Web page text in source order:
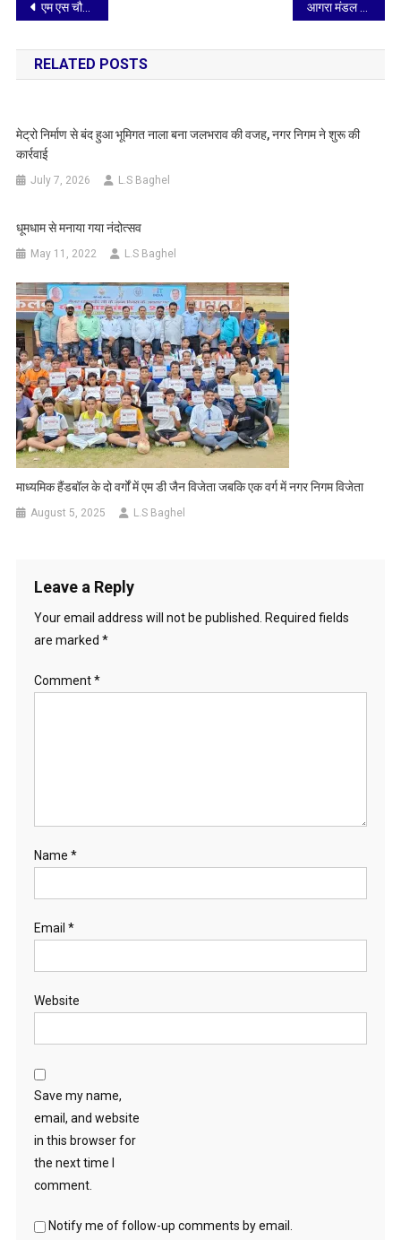
Post
navigation
एम एस चौहान मेमोरियल आगरा रीजन सीनियर मेंस फुटबॉल लीग 2026-27 आगामी 28 जून से 5 जुलाई तक एकलव्य स्पोर्ट्स स्टेडियम में
RELATED POSTS
मेट्रो निर्माण से बंद हुआ भूमिगत नाला बना जलभराव की वजह, नगर निगम ने शुरू की
कार्रवाई
July 7, 2026 L.S Baghel
धूमधाम से मनाया गया नंदोत्सव
May 11, 2022 L.S Baghel
माध्यमिक हैंडबॉल के दो वर्गों में एम डी जैन विजेता जबकि एक वर्ग में नगर निगम विजेता
August 5, 2025 L.S Baghel
Leave a Reply
Your email address will not be published.
Required fields
are marked *
Comment*
Name *
Email *
Website
Save my name,
email, and website
in this browser for
the next time I
comment.
Notify me of follow-up comments by email.